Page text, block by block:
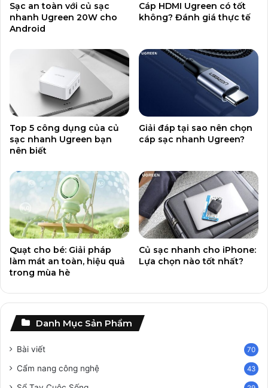
Sạc an toàn với củ sạc
nhanh Ugreen 20W cho
Android
Cáp HDMI Ugreen có tốt
không? Đánh giá thực tế
Top 5 công dụng của củ
sạc nhanh Ugreen bạn
nên biết
Giải đáp tại sao nên chọn
cáp sạc nhanh Ugreen?
Quạt cho bé: Giải pháp
làm mát an toàn, hiệu quả
trong mùa hè
Củ sạc nhanh cho iPhone:
Lựa chọn nào tốt nhất?
Danh Mục Sản Phẩm
Bài viết 70
Cẩm nang công nghệ 43